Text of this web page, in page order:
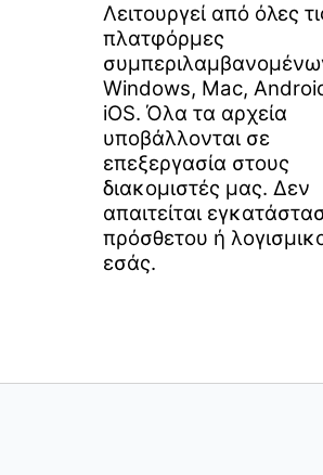
Λειτουργεί από όλες
πλατφόρμες
Windows, Mac,
iOS. Όλα τα αρχεία
υποβάλλονται σε
επεξεργασία στους
διακομιστές μας. Δεν
απαιτείται
πρόσθετου ή
εσάς.